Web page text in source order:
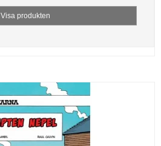
Visa produkten